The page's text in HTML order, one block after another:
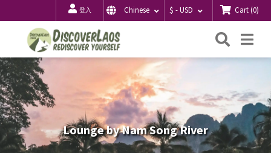
登入 Chinese $ - USD Cart(0)
搜
Lounge by Nam Song River